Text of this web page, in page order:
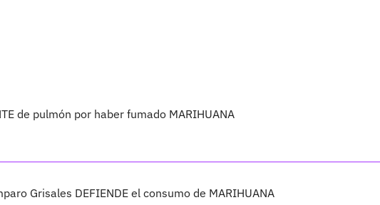
de pulmón por haber fumado MARIHUANA
Grisales DEFIENDE el consumo de MARIHUANA